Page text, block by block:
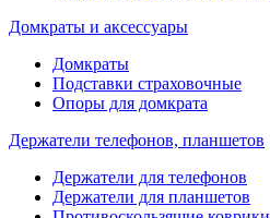
Домкраты и аксессуары
Домкраты
Подставки страховочные
Опоры для домкрата
Держатели телефонов, планшетов
Держатели для телефонов
Держатели для планшетов